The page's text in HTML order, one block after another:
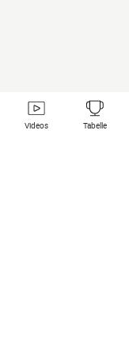
Videos Tabelle